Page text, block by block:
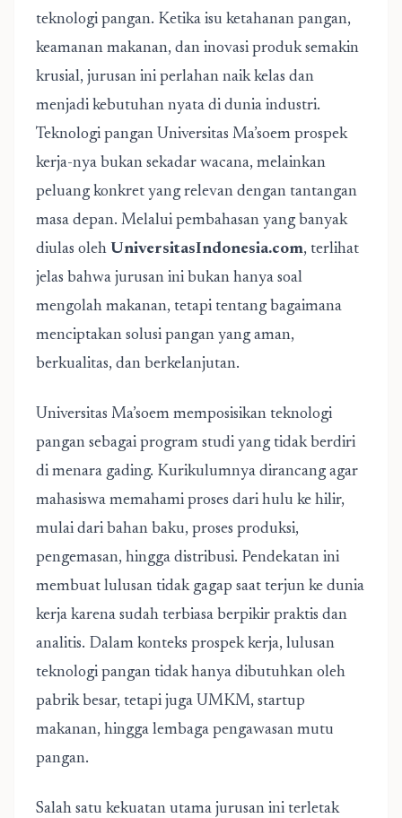
teknologi pangan. Ketika isu ketahanan pangan,
keamanan makanan, dan inovasi produk semakin
krusial, jurusan ini perlahan naik kelas dan
menjadi kebutuhan nyata di dunia industri.
Teknologi pangan Universitas Ma’soem prospek
kerja-nya bukan sekadar wacana, melainkan
peluang konkret yang relevan dengan tantangan
masa depan. Melalui pembahasan yang banyak
diulas oleh UniversitasIndonesia.com, terlihat
jelas bahwa jurusan ini bukan hanya soal
mengolah makanan, tetapi tentang bagaimana
menciptakan solusi pangan yang aman,
berkualitas, dan berkelanjutan.
Universitas Ma’soem memposisikan teknologi
pangan sebagai program studi yang tidak berdiri
di menara gading. Kurikulumnya dirancang agar
mahasiswa memahami proses dari hulu ke hilir,
mulai dari bahan baku, proses produksi,
pengemasan, hingga distribusi. Pendekatan ini
membuat lulusan tidak gagap saat terjun ke dunia
kerja karena sudah terbiasa berpikir praktis dan
analitis. Dalam konteks prospek kerja, lulusan
teknologi pangan tidak hanya dibutuhkan oleh
pabrik besar, tetapi juga UMKM, startup
makanan, hingga lembaga pengawasan mutu
pangan.
Salah satu kekuatan utama jurusan ini terletak